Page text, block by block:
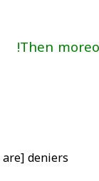
deniers,